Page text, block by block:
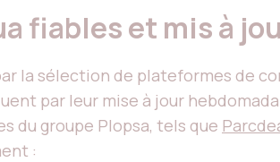
fiables et mis à
la sélection de plateformes de
par leur mise à jour
du groupe Plopsa, tels que
: